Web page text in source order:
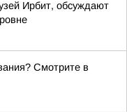
Ирбит, обсуждают
Смотрите в